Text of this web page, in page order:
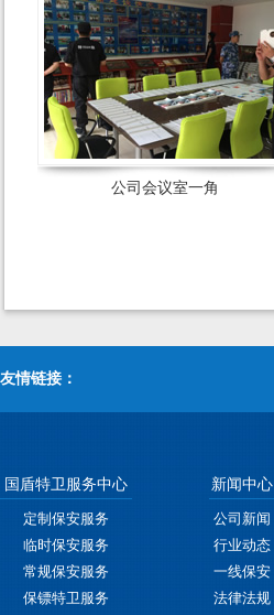
公司会议室一角
友情链接：
国盾特卫服务中心
定制保安服务
临时保安服务
常规保安服务
保镖特卫服务
新闻中心
公司新闻
行业动态
一线保安
法律法规